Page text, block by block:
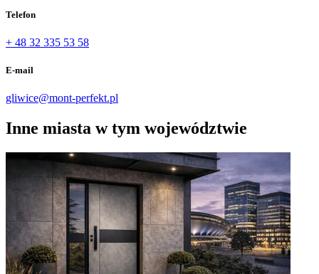
Telefon
+ 48 32 335 53 58
E-mail
gliwice@mont-perfekt.pl
Inne miasta w tym województwie